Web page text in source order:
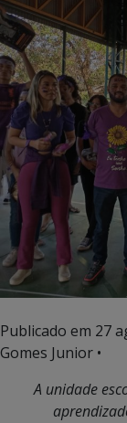
Publicado em 27
Gomes Junior •
A unidade